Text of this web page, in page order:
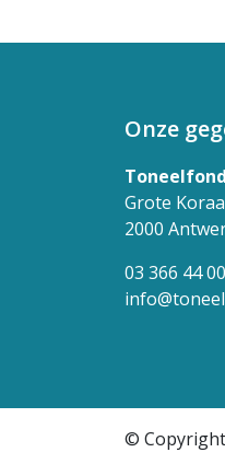
Onze
Grote
2000
03 366 44 00
©